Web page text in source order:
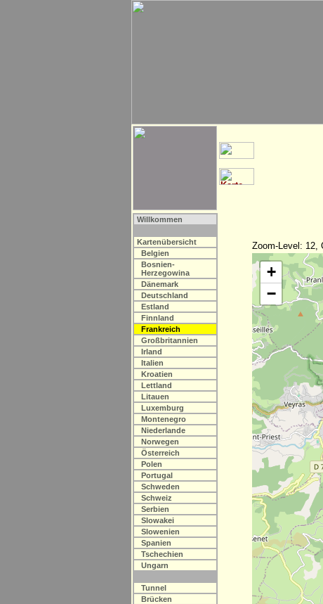
Willkommen
Kartenübersicht
Belgien
Bosnien-
Herzegowina
Dänemark
Deutschland
Estland
Finnland
Frankreich
Großbritannien
Irland
Italien
Kroatien
Lettland
Litauen
Luxemburg
Montenegro
Niederlande
Norwegen
Österreich
Polen
Portugal
Schweden
Schweiz
Serbien
Slowakei
Slowenien
Spanien
Tschechien
Ungarn
Tunnel
Brücken
Zoom-Level: 12,
+
−